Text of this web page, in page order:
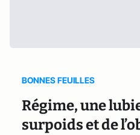
BONNES FEUILLES
Régime, une
surpoids et de